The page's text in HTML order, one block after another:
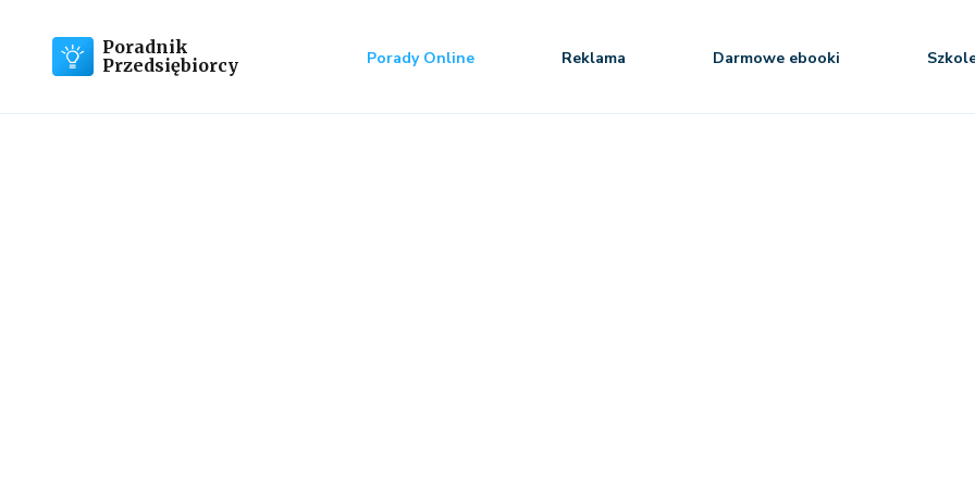
Poradnik
Przedsiębiorcy
Porady Online Reklama Darmowe ebooki